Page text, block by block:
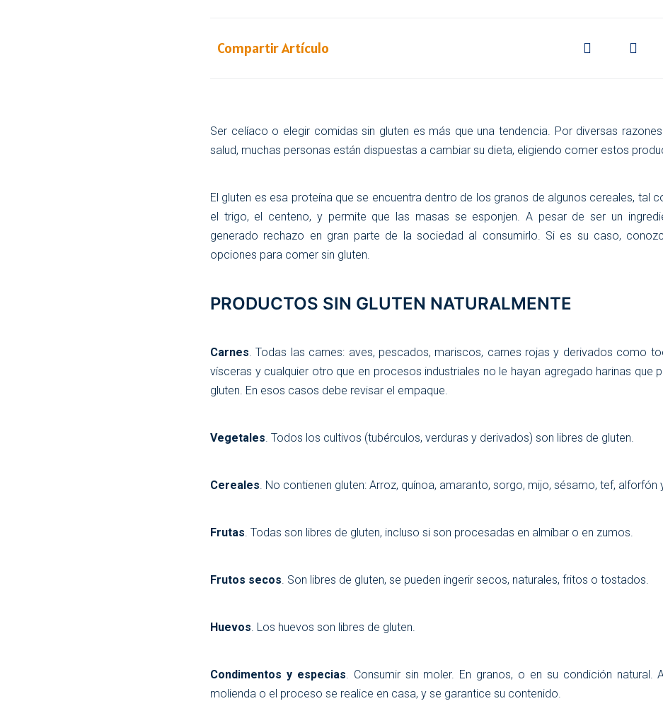
Compartir Artículo
Ser celíaco o elegir comidas sin gluten es más que una tendencia. Por diversas
salud, muchas personas están dispuestas a cambiar su dieta, eligiendo comer estos
El gluten es esa proteína que se encuentra dentro de los granos de algunos cereales, tal
el trigo, el centeno, y permite que las masas se esponjen. A pesar de ser un
generado rechazo en gran parte de la sociedad al consumirlo. Si es su caso,
opciones para comer sin gluten.
PRODUCTOS SIN GLUTEN NATURALMENTE
Carnes. Todas las carnes: aves, pescados, mariscos, carnes rojas y derivados como
vísceras y cualquier otro que en procesos industriales no le hayan agregado harinas que
gluten. En esos casos debe revisar el empaque.
Vegetales. Todos los cultivos (tubérculos, verduras y derivados) son libres de gluten.
Cereales. No contienen gluten: Arroz, quínoa, amaranto, sorgo, mijo, sésamo, tef, alforfón
Frutas. Todas son libres de gluten, incluso si son procesadas en almíbar o en zumos.
Frutos secos. Son libres de gluten, se pueden ingerir secos, naturales, fritos o tostados.
Huevos. Los huevos son libres de gluten.
Condimentos y especias. Consumir sin moler. En granos, o en su condición natural.
molienda o el proceso se realice en casa, y se garantice su contenido.